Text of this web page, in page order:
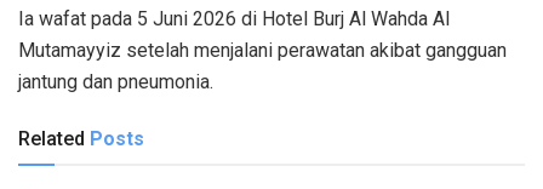
Ia wafat pada 5 Juni 2026 di Hotel Burj Al Wahda Al
Mutamayyiz setelah menjalani perawatan akibat gangguan
jantung dan pneumonia.
Related Posts